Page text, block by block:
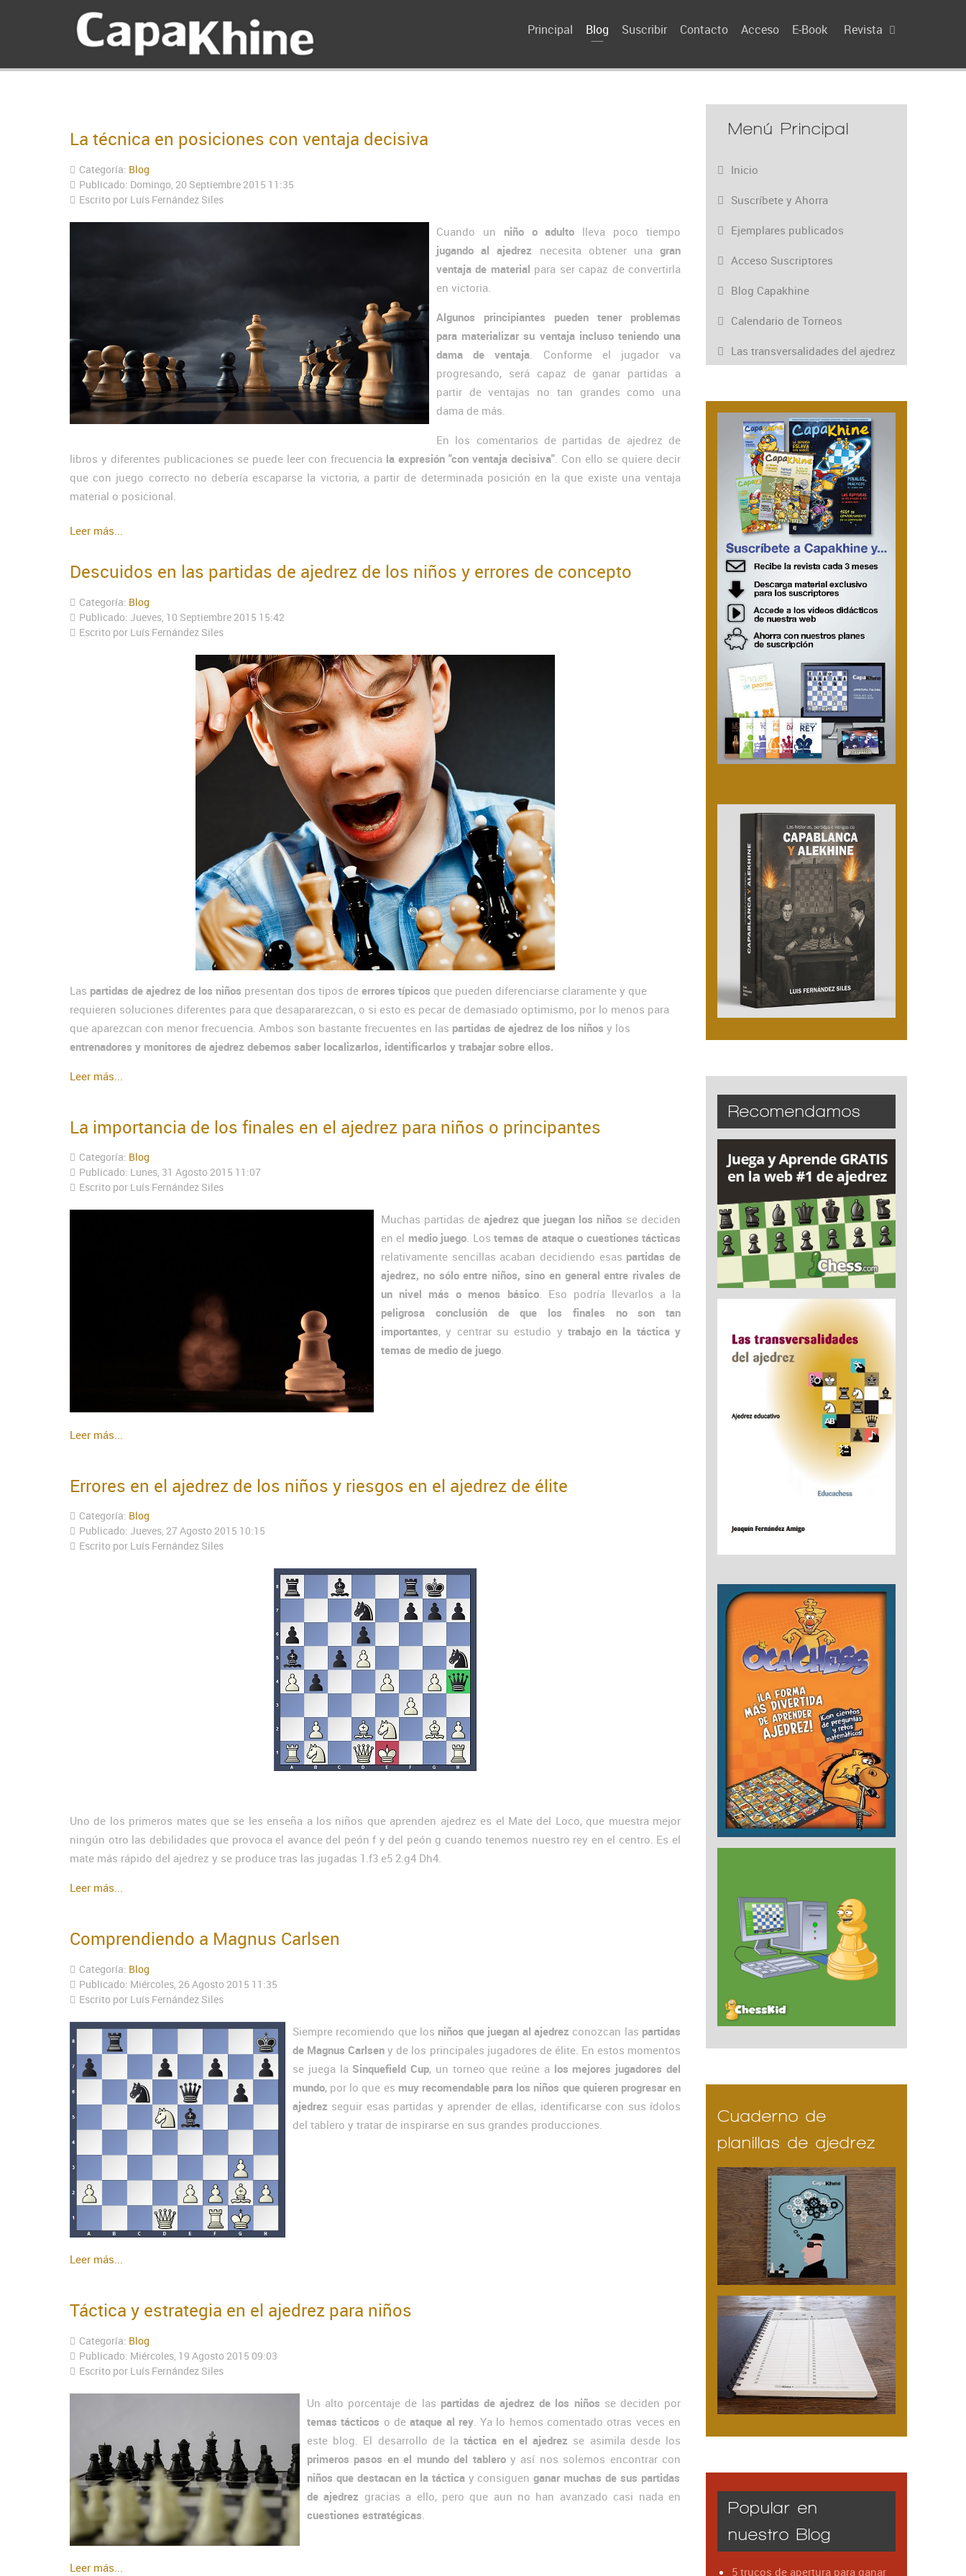
Principal Blog Suscribir Contacto Acceso E-Book Revista
La técnica en posiciones con ventaja decisiva
Categoría: Blog
Publicado: Domingo, 20 Septiembre 2015 11:35
Escrito por Luís Fernández Siles
Cuando un niño o adulto lleva poco tiempo
jugando al ajedrez necesita obtener unagran
ventaja de material para ser capaz de convertirla
en victoria.
Algunos principiantes pueden tener problemas
para materializar su ventaja incluso teniendo una
dama de ventaja . Conforme el jugador va
progresando, será capaz de ganar partidas a
partir de ventajas no tan grandes como una
dama de más.
En los comentarios de partidas de ajedrez de
libros y diferentes publicaciones se puede leer con frecuencia la expresión "con ventaja decisiva" . Con ello se quiere decir
que con juego correcto no debería escaparse la victoria, a partir de determinada posición en la que existe una ventaja
material o posicional.
Leer más...
Descuidos en las partidas de ajedrez de los niños y errores de concepto
Categoría: Blog
Publicado: Jueves, 10 Septiembre 2015 15:42
Escrito por Luís Fernández Siles
Las partidas de ajedrez de los niños presentan dos tipos de errores típicos que pueden diferenciarse claramente y que
requieren soluciones diferentes para que desapararezcan, o si esto es pecar de demasiado optimismo, por lo menos para
que aparezcan con menor frecuencia. Ambos son bastante frecuentes en las partidas de ajedrez de los niños y los
entrenadores y monitores de ajedrez debemos saber localizarlos, identificarlos y trabajar sobre ellos.
Leer más...
La importancia de los finales en el ajedrez para niños o principantes
Categoría: Blog
Publicado: Lunes, 31 Agosto 2015 11:07
Escrito por Luís Fernández Siles
Muchas partidas de ajedrez que juegan los niños se deciden
en el medio juego. Lostemas de ataque o cuestiones tácticas
relativamente sencillas acaban decidiendo esas partidas de
ajedrez, no sólo entre niños, sino en general entre rivales de
un nivel más o menos básico. Eso podría llevarlos a la
peligrosa conclusión de que los finales no son tan
importantes, y centrar su estudio y trabajo en la táctica y
temas de medio de juego.
Leer más...
Errores en el ajedrez de los niños y riesgos en el ajedrez de élite
Categoría: Blog
Publicado: Jueves, 27 Agosto 2015 10:15
Escrito por Luís Fernández Siles
Uno de los primeros mates que se les enseña a los niños que aprenden ajedrez es el Mate del Loco, que muestra mejor
ningún otro las debilidades que provoca el avance del peón f y del peón g cuando tenemos nuestro rey en el centro. Es el
mate más rápido del ajedrez y se produce tras las jugadas 1.f3 e5 2.g4 Dh4.
Leer más...
Comprendiendo a Magnus Carlsen
Categoría: Blog
Publicado: Miércoles, 26 Agosto 2015 11:35
Escrito por Luís Fernández Siles
Siempre recomiendo que los niños que juegan al ajedrez conozcan las partidas
de Magnus Carlsen y de los principales jugadores de élite. En estos momentos
se juega la Sinquefield Cup, un torneo que reúne a los mejores jugadores del
mundo, por lo que es muy recomendable para los niños que quieren progresar en
ajedrez seguir esas partidas y aprender de ellas, identificarse con sus ídolos
del tablero y tratar de inspirarse en sus grandes producciones.
Leer más...
Táctica y estrategia en el ajedrez para niños
Categoría: Blog
Publicado: Miércoles, 19 Agosto 2015 09:03
Escrito por Luís Fernández Siles
Un alto porcentaje de las partidas de ajedrez de los niños se deciden por
temas tácticos o deataque al rey. Ya lo hemos comentado otras veces en
este blog. El desarrollo de latáctica en el ajedrez se asimila desde los
primeros pasos en el mundo del tableroy así nos solemos encontrar con
niños que destacan en la tácticay consiguenganar muchas de sus partidas
de ajedrez gracias a ello, pero que aun no han avanzado casi nada en
cuestiones estratégicas
Leer más...
Menú Principal
Inicio
Suscríbete y Ahorra
Ejemplares publicados
Acceso Suscriptores
Blog Capakhine
Calendario de Torneos
Las transversalidades del ajedrez
Recomendamos
Cuaderno de
planillas de ajedrez
Popular en
nuestro Blog
5 trucos de apertura para ganar